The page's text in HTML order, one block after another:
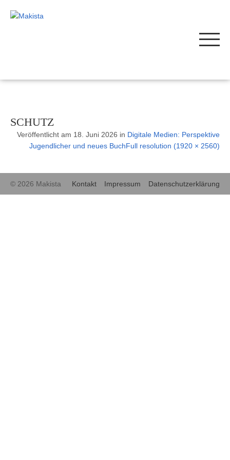
SCHUTZ
Veröffentlicht am 18. Juni 2026 in Digitale Medien: Perspektive
Jugendlicher und neues BuchFull resolution (1920 × 2560)
© 2026 Makista Kontakt Impressum Datenschutzerklärung